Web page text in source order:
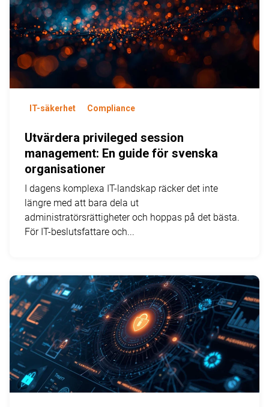
IT-säkerhet Compliance
Utvärdera privileged session
management: En guide för svenska
organisationer
I dagens komplexa IT-landskap räcker det inte
längre med att bara dela ut
administratörsrättigheter och hoppas på det bästa.
För IT-beslutsfattare och...